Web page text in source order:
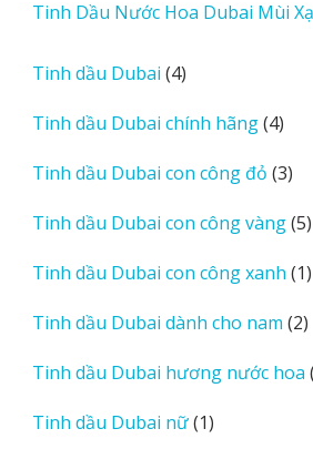
Tinh Dầu Nước Hoa Dubai Mùi
Tinh dầu Dubai 44
phẩm
Tinh dầu Dubai chính hãng 44
phẩm
Tinh dầu Dubai con công đỏ 33
Tinh dầu Dubai con công vàng 55
Tinh dầu Dubai con công xanh 11
Tinh dầu Dubai dành cho nam 22
Tinh dầu Dubai hương nước hoa
Tinh dầu Dubai nữ 11